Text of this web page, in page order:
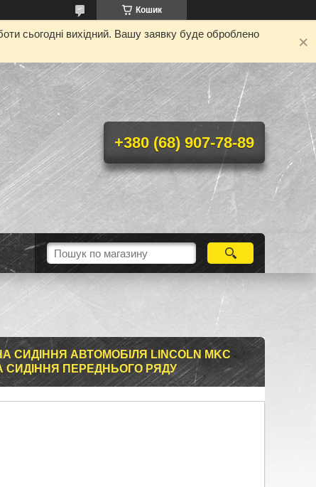
Кошик
сьогодні вихідний. Вашу заявку буде оброблено
+380 (68) 907-78-89
АВТОМОБІЛЯ LINCOLN MKC
СИДІННЯ ПЕРЕДНЬОГО РЯДУ